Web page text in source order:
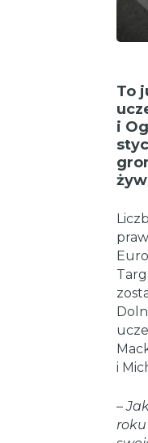
To
i
i
–
roku